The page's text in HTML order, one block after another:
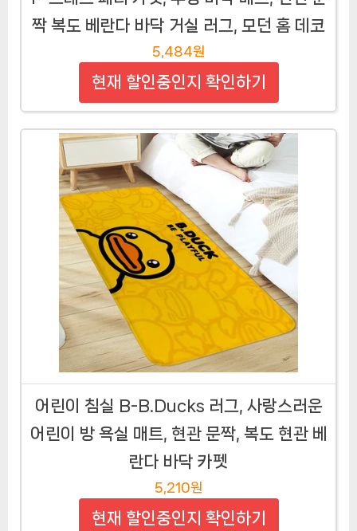
짝 복도 베란다 바닥 거실 러그, 모던 홈 데코
5,484원
현재 할인중인지 확인하기
어린이 침실 B-B.Ducks 러그, 사랑스러운
어린이 방 욕실 매트, 현관 문짝, 복도 현관 베
란다 바닥 카펫
5,210원
현재 할인중인지 확인하기